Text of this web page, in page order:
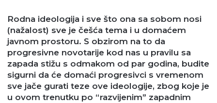
Rodna ideologija i sve što ona sa sobom nosi
(nažalost) sve je češća tema i u domaćem
javnom prostoru. S obzirom na to da
progresivne novotarije kod nas u pravilu sa
zapada stižu s odmakom od par godina, budite
sigurni da će domaći progresivci s vremenom
sve jače gurati teze ove ideologije, zbog koje je
u ovom trenutku po “razvijenim” zapadnim